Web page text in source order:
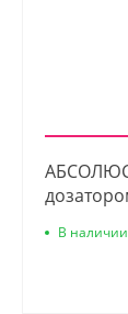
В наличии